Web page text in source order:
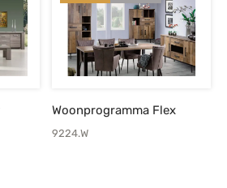
Woonprogramma Flex
9224.W